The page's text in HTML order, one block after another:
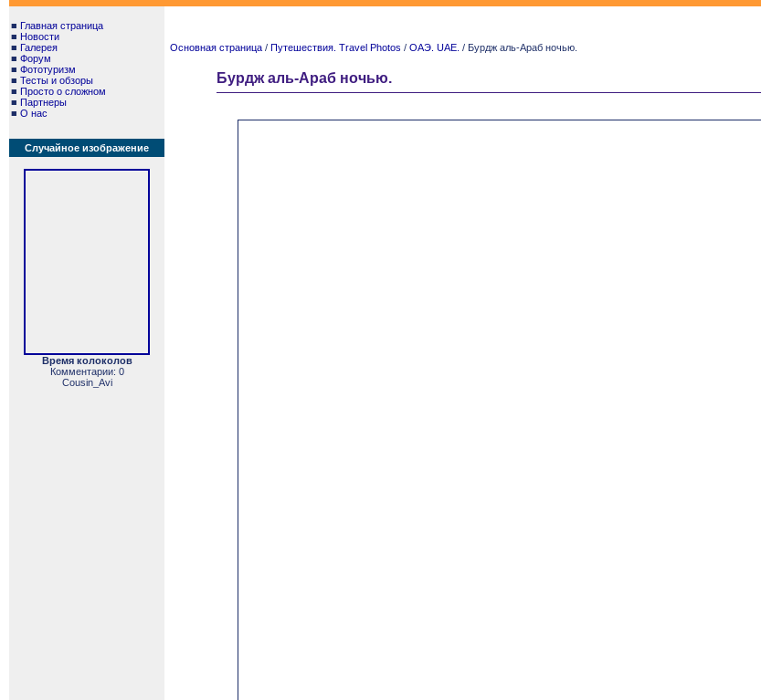
■ Главная страница
■ Новости
■ Галерея
■ Форум
■ Фототуризм
■ Тесты и обзоры
■ Просто о сложном
■ Партнеры
■ О нас
Случайное изображение
Время колоколов
Комментарии: 0
Cousin_Avi
Основная страница / Путешествия. Travel Photos / ОАЭ. UAE. / Бурдж аль-Араб ночью.
Бурдж аль-Араб ночью.